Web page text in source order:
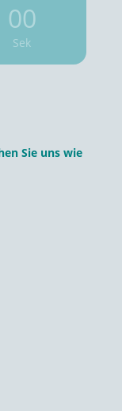
00
Sek
Sie uns wie